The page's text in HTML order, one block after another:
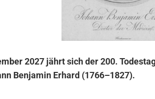
2027 jährt sich der 200.
Ben­ja­min Erhard (1766–1827).